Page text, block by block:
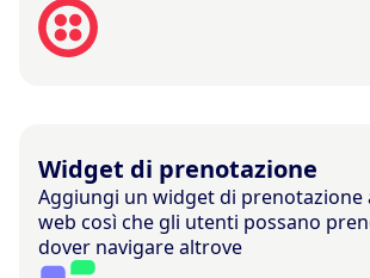
Widget di prenotazione
Aggiungi un widget di prenotazione
web così che gli utenti possano
dover navigare altrove